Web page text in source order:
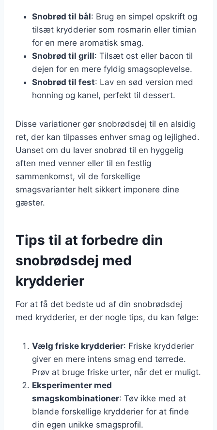
Snobrød til bål: Brug en simpel opskrift og
tilsæt krydderier som rosmarin eller timian
for en mere aromatisk smag.
Snobrød til grill: Tilsæt ost eller bacon til
dejen for en mere fyldig smagsoplevelse.
Snobrød til fest: Lav en sød version med
honning og kanel, perfekt til dessert.
Disse variationer gør snobrødsdej til en alsidig
ret, der kan tilpasses enhver smag og lejlighed.
Uanset om du laver snobrød til en hyggelig
aften med venner eller til en festlig
sammenkomst, vil de forskellige
smagsvarianter helt sikkert imponere dine
gæster.
Tips til at forbedre din
snobrødsdej med
krydderier
For at få det bedste ud af din snobrødsdej
med krydderier, er der nogle tips, du kan følge:
Vælg friske krydderier: Friske krydderier
giver en mere intens smag end tørrede.
Prøv at bruge friske urter, når det er muligt.
Eksperimenter med
smagskombinationer: Tøv ikke med at
blande forskellige krydderier for at finde
din egen unikke smagsprofil.